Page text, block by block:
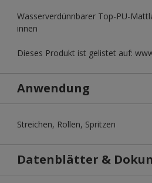
Wasserverdünnbarer Top-PU-
innen
Dieses Produkt ist gelistet auf:
Anwendung
Streichen, Rollen, Spritzen
Datenblätter &